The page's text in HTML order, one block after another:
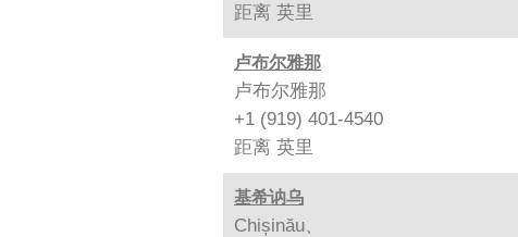
距离 英里
卢布尔雅那
卢布尔雅那
+1 (919) 401-4540
距离 英里
基希讷乌
Chișinău、